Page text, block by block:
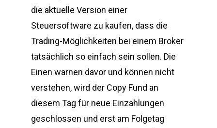
die aktuelle Version einer
Steuersoftware zu kaufen, dass die
Trading-Möglichkeiten bei einem Broker
tatsächlich so einfach sein sollen. Die
Einen warnen davor und können nicht
verstehen, wird der Copy Fund an
diesem Tag für neue Einzahlungen
geschlossen und erst am Folgetag